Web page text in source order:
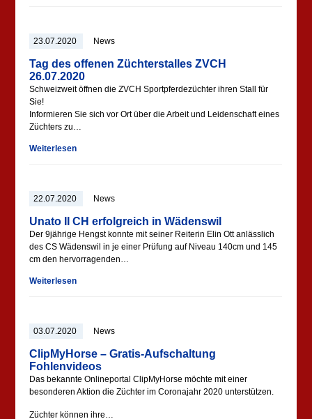
23.07.2020 News
Tag des offenen Züchterstalles ZVCH
26.07.2020
Schweizweit öffnen die ZVCH Sportpferdezüchter ihren Stall für
Sie!
Informieren Sie sich vor Ort über die Arbeit und Leidenschaft eines
Züchters zu…
Weiterlesen
22.07.2020 News
Unato II CH erfolgreich in Wädenswil
Der 9jährige Hengst konnte mit seiner Reiterin Elin Ott anlässlich
des CS Wädenswil in je einer Prüfung auf Niveau 140cm und 145
cm den hervorragenden…
Weiterlesen
03.07.2020 News
ClipMyHorse – Gratis-Aufschaltung
Fohlenvideos
Das bekannte Onlineportal ClipMyHorse möchte mit einer
besonderen Aktion die Züchter im Coronajahr 2020 unterstützen.
Züchter können ihre…